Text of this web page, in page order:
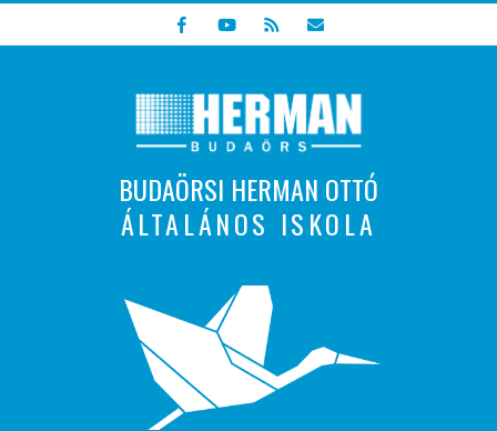
to
BUDAÖRSI HERMAN OTTÓ
ÁLTALÁNOS ISKOLA
Indulunk! Hamarosan újraindul oldalunk!